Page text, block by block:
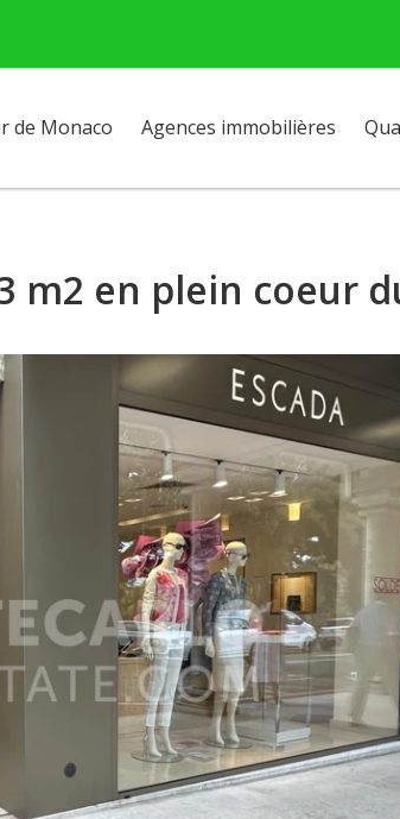
de Monaco Agences immobilières
m2 en plein coeur